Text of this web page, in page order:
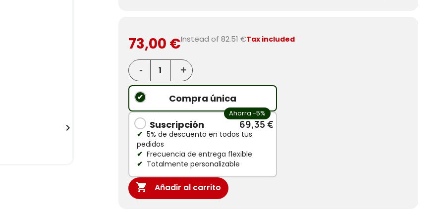

73,00 €Instead of 82.51 €Tax included
Compra única
Ahorra -5%
Suscripción 69,35 €
5% de descuento en todos tus
pedidos
Frecuencia de entrega flexible
Totalmente personalizable
 Añadir al carrito